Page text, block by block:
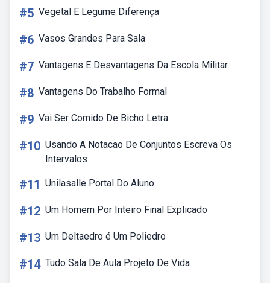
#5 Vegetal E Legume Diferença
#6 Vasos Grandes Para Sala
#7 Vantagens E Desvantagens Da Escola Militar
#8 Vantagens Do Trabalho Formal
#9 Vai Ser Comido De Bicho Letra
#10 Usando A Notacao De Conjuntos Escreva Os
Intervalos
#11 Unilasalle Portal Do Aluno
#12 Um Homem Por Inteiro Final Explicado
#13 Um Deltaedro é Um Poliedro
#14 Tudo Sala De Aula Projeto De Vida